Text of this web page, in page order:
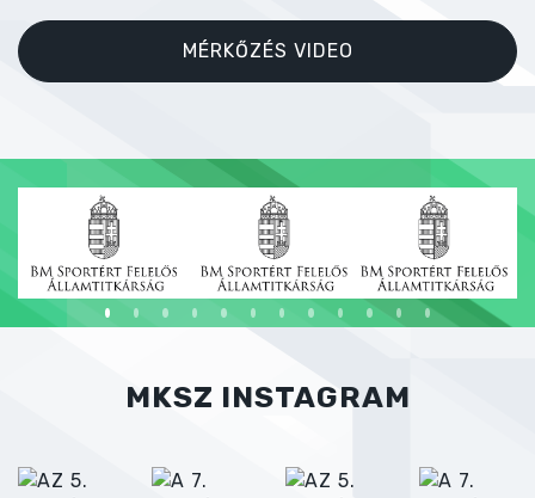
MÉRKŐZÉS VIDEO
MKSZ INSTAGRAM